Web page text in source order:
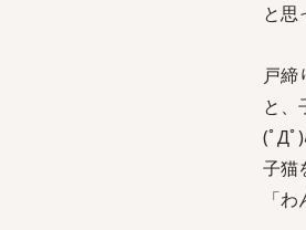
と思
戸締
と、
(ﾟДﾟ
子猫
「わ